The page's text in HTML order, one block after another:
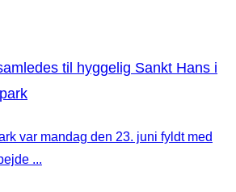
til hyggelig Sankt Hans i
var mandag den 23. juni fyldt med
...